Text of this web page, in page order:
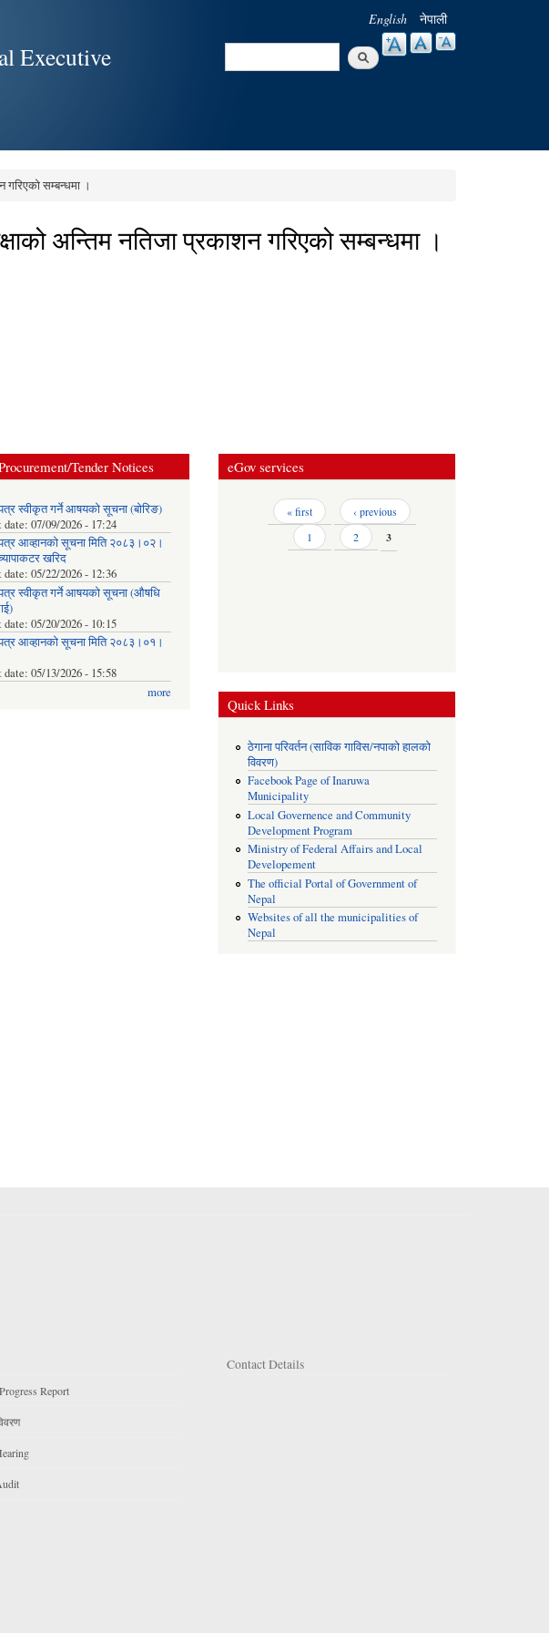
Executive
English नेपाली
Search
गरिएको सम्बन्धमा ।
अन्तिम नतिजा प्रकाशन गरिएको सम्बन्धमा ।
Tender Notices
स्वीकृत गर्ने आषयको सूचना (बोरिङ)
date: 07/09/2026 - 17:24
आव्हानको सूचना मिति २०८३।०२।
खरिद
date: 05/22/2026 - 12:36
स्वीकृत गर्ने आषयको सूचना (औषधि
date: 05/20/2026 - 10:15
आव्हानको सूचना मिति २०८३।०१।
date: 05/13/2026 - 15:58
more
eGov services
Pages « first
‹ previous
1
2 3
Quick Links
ठेगाना परिवर्तन (साविक गाविस/नपाको हालको
विवरण)
Facebook Page of Inaruwa
Municipality
Local Governence and Community
Development Program
Ministry of Federal Affairs and Local
Developement
The official Portal of Government of
Nepal
Websites of all the municipalities of
Nepal
Report
Contact Details